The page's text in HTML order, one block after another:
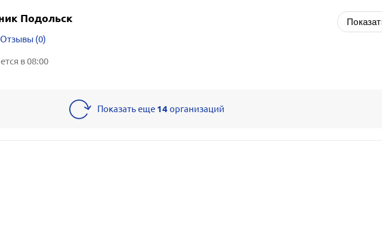
Подольск
Отзывы (0)
в 08:00
Показать еще 14 организаций